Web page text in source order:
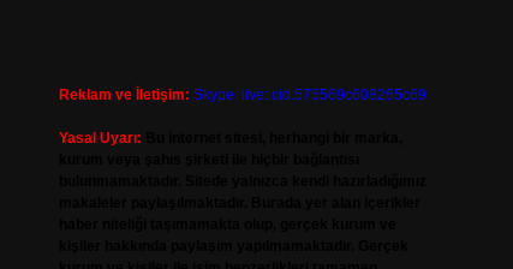
Reklam ve İletişim: Skype: live:.cid.575569c608265c69
Yasal Uyarı: